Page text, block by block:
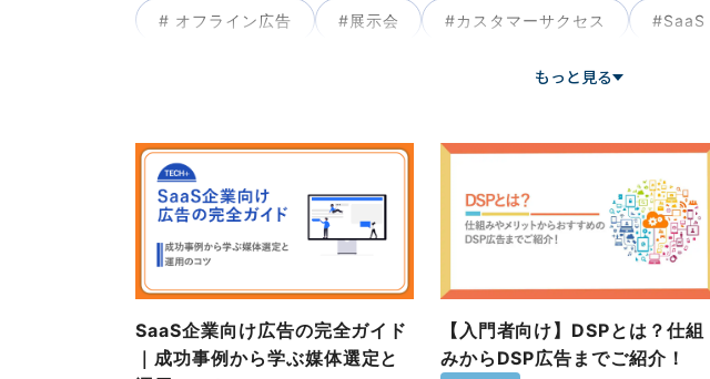
# オフライン広告 #展示会 #カスタマーサクセス #SaaS
もっと見る
SaaS企業向け広告の完全ガイド
｜成功事例から学ぶ媒体選定と
【入門者向け】DSPとは？仕組
みからDSP広告までご紹介！